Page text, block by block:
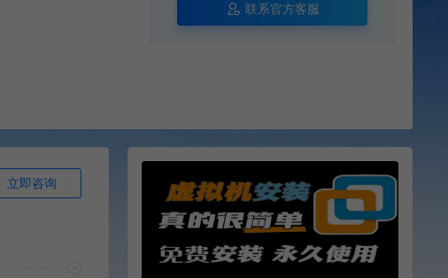
联系官方客服
立即咨询